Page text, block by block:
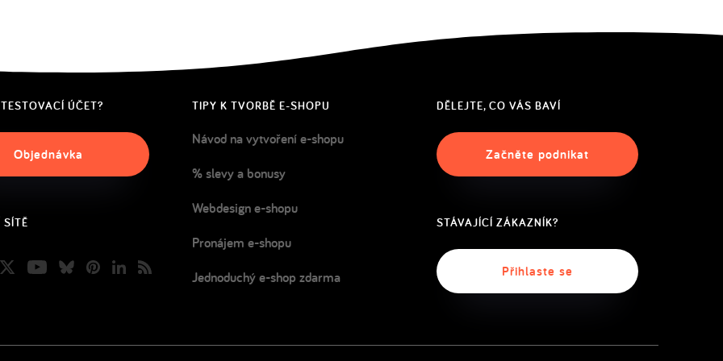
ÚČET?
Objednávka
TIPY K TVORBĚ E-SHOPU
Návod na vytvoření e-shopu
% slevy a bonusy
Webdesign e-shopu
Pronájem e-shopu
Jednoduchý e-shop zdarma
TwitterYoutubeBlueskyPinterest
LinkedIn
Blog
DĚLEJTE, CO VÁS BAVÍ
Začněte podnikat
STÁVAJÍCÍ ZÁKAZNÍK?
Přihlaste se
(US)